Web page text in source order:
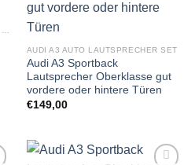
Wunschliste
AUDI A3 AUTO LAUTSPRECHER SET
Audi A3 Sportback
Lautsprecher Oberklasse gut
vordere oder hintere Türen
€149,00